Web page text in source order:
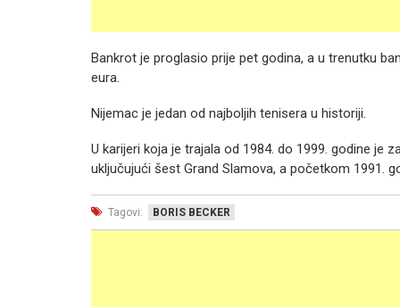
Bankrot je proglasio prije pet godina, a u trenutku
eura.
Nijemac je jedan od najboljih tenisera u historiji.
U karijeri koja je trajala od 1984. do 1999. godine je
uključujući šest Grand Slamova, a početkom 1991.
Tagovi: BORIS BECKER